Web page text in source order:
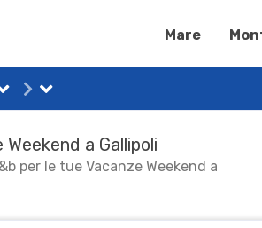
Mare
a Gallipoli
per le tue Vacanze Weekend a